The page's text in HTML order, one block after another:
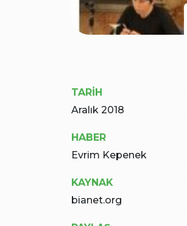
TARİH
Aralık 2018
HABER
Evrim Kepenek
KAYNAK
bianet.org